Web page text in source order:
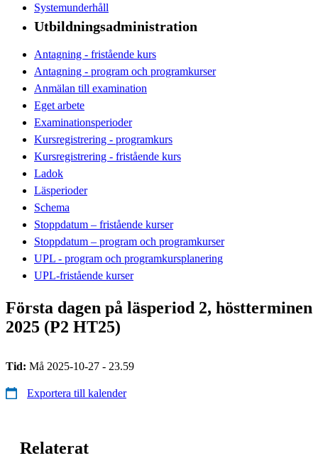
Systemunderhåll
Utbildningsadministration
Antagning - fristående kurs
Antagning - program och programkurser
Anmälan till examination
Eget arbete
Examinationsperioder
Kursregistrering - programkurs
Kursregistrering - fristående kurs
Ladok
Läsperioder
Schema
Stoppdatum – fristående kurser
Stoppdatum – program och programkurser
UPL - program och programkursplanering
UPL-fristående kurser
Första dagen på läsperiod 2, höstterminen
2025 (P2 HT25)
Tid: Må 2025-10-27 - 23.59
Exportera till kalender
Relaterat